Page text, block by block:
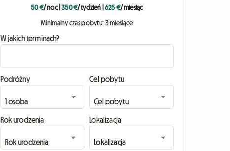
50 €/ noc|350 €/ tydzień 625 €/ miesiąc
Minimalny czas pobytu: 3 miesiące
W jakich terminach?
Podróżny Cel pobytu
Rok urodzenia Lokalizacja